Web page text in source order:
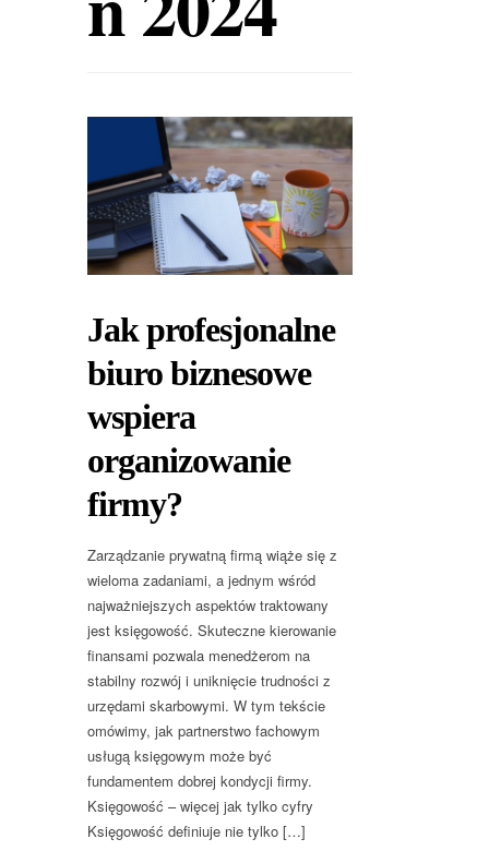
Jak profesjonalne
biuro biznesowe
wspiera
organizowanie
firmy?
Zarządzanie prywatną firmą wiąże się z
wieloma zadaniami, a jednym wśród
najważniejszych aspektów traktowany
jest księgowość. Skuteczne kierowanie
finansami pozwala menedżerom na
stabilny rozwój i uniknięcie trudności z
urzędami skarbowymi. W tym tekście
omówimy, jak partnerstwo fachowym
usługą księgowym może być
fundamentem dobrej kondycji firmy.
Księgowość – więcej jak tylko cyfry
Księgowość definiuje nie tylko […]